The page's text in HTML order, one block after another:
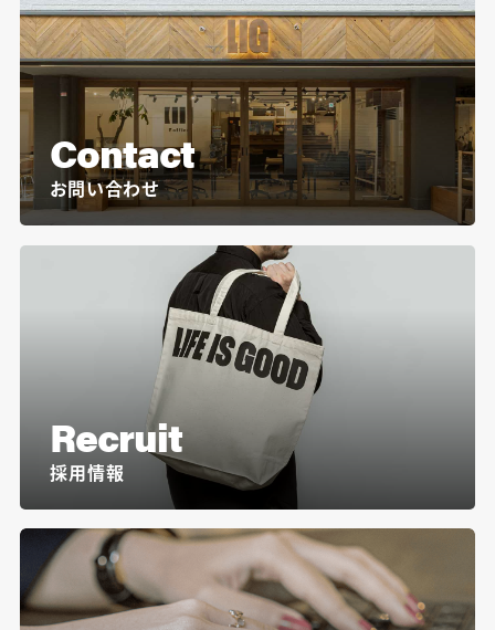
Contact
お問い合わせ
Recruit
採用情報